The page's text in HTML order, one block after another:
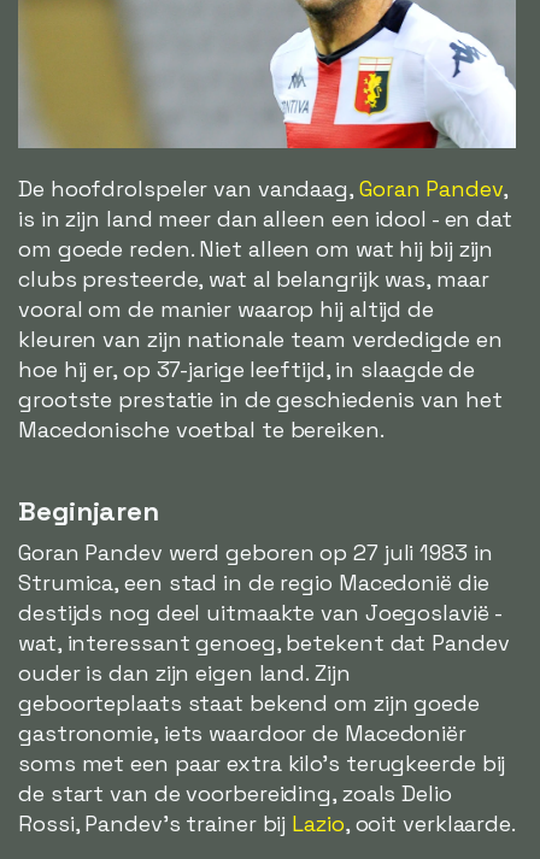
De hoofdrolspeler van vandaag, Goran Pandev,
is in zijn land meer dan alleen een idool - en dat
om goede reden. Niet alleen om wat hij bij zijn
clubs presteerde, wat al belangrijk was, maar
vooral om de manier waarop hij altijd de
kleuren van zijn nationale team verdedigde en
hoe hij er, op 37-jarige leeftijd, in slaagde de
grootste prestatie in de geschiedenis van het
Macedonische voetbal te bereiken.
Beginjaren
Goran Pandev werd geboren op 27 juli 1983 in
Strumica, een stad in de regio Macedonië die
destijds nog deel uitmaakte van Joegoslavië -
wat, interessant genoeg, betekent dat Pandev
ouder is dan zijn eigen land. Zijn
geboorteplaats staat bekend om zijn goede
gastronomie, iets waardoor de Macedoniër
soms met een paar extra kilo's terugkeerde bij
de start van de voorbereiding, zoals Delio
Rossi, Pandev's trainer bij Lazio, ooit verklaarde.